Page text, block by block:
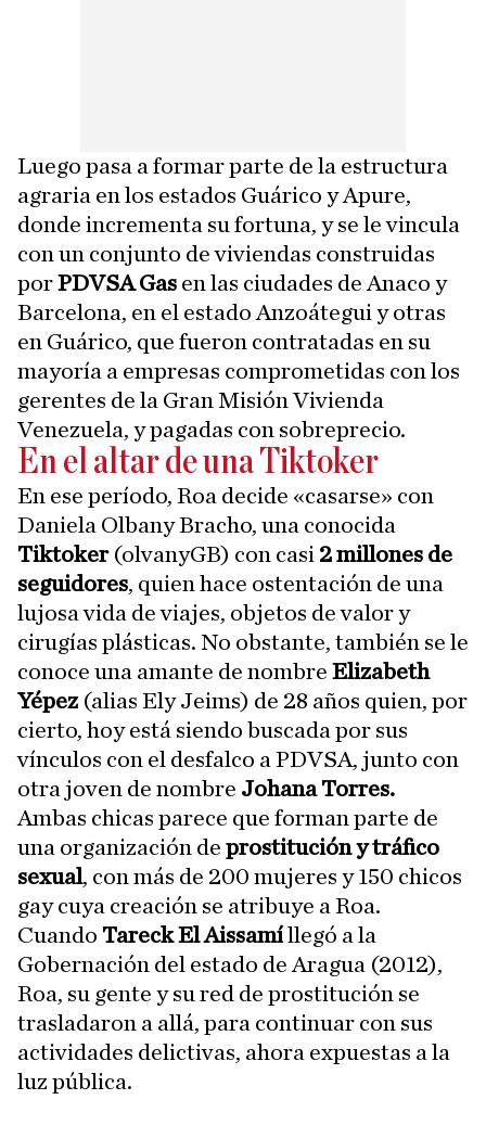
Luego pasa a formar parte de la estructura
agraria en los estados Guárico y Apure,
donde incrementa su fortuna, y se le vincula
con un conjunto de viviendas construidas
porPDVSA Gas en las ciudades de Anaco y
Barcelona, en el estado Anzoátegui y otras
en Guárico, que fueron contratadas en su
mayoría a empresas comprometidas con los
gerentes de la Gran Misión Vivienda
Venezuela, y pagadas con sobreprecio.
En el altar de una Tiktoker
En ese período, Roa decide «casarse» con
Daniela Olbany Bracho, una conocida
Tiktoker(olvanyGB) con casi 2 millones de
seguidores, quien hace ostentación de una
lujosa vida de viajes, objetos de valor y
cirugías plásticas. No obstante, también se le
conoce una amante de nombre Elizabeth
Yépez (alias Ely Jeims) de 28 años quien, por
cierto, hoy está siendo buscada por sus
vínculos con el desfalco a PDVSA, junto con
otra joven de nombre Johana Torres.
Ambas chicas parece que forman parte de
una organización de prostitución y tráfico
sexual, con más de 200 mujeres y 150 chicos
gay cuya creación se atribuye a Roa.
Cuando Tareck El Aissamíllegó a la
Gobernación del estado de Aragua (2012),
Roa, su gente y su red de prostitución se
trasladaron a allá, para continuar con sus
actividades delictivas, ahora expuestas a la
luz pública.